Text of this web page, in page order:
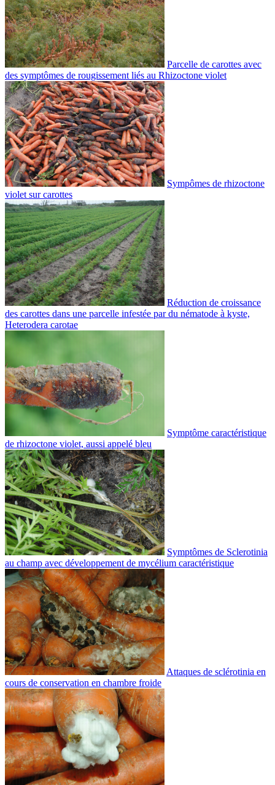
Parcelle de carottes avec
des symptômes de rougissement liés au Rhizoctone violet
Sympômes de rhizoctone
violet sur carottes
Réduction de croissance
des carottes dans une parcelle infestée par du nématode à kyste,
Heterodera carotae
Symptôme caractéristique
de rhizoctone violet, aussi appelé bleu
Symptômes de Sclerotinia
au champ avec développement de mycélium caractéristique
Attaques de sclérotinia en
cours de conservation en chambre froide